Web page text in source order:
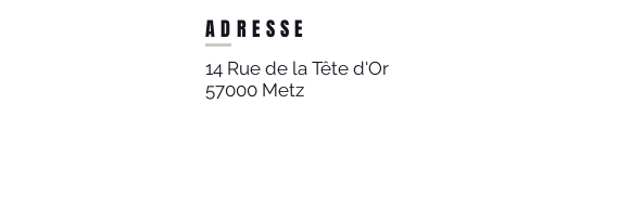
ADRESSE
14 Rue de la Tête d'Or
57000 Metz